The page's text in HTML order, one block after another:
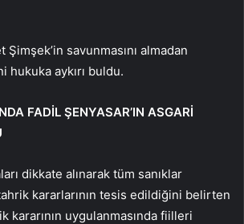
savunmasını almadan
hukuka aykırı buldu.
FADİL ŞENYASAR’IN ASGARİ
dikkate alınarak tüm sanıklar
kararlarının tesis edildiğini belirten
kararının uygulanmasında fiilleri